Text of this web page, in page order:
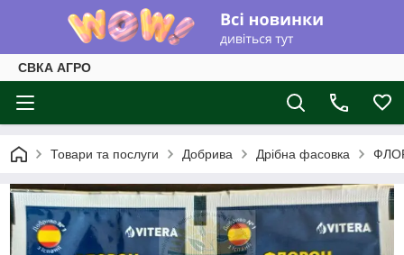
СВКА АГРО
Товари та послуги Добрива Дрібна фасовка